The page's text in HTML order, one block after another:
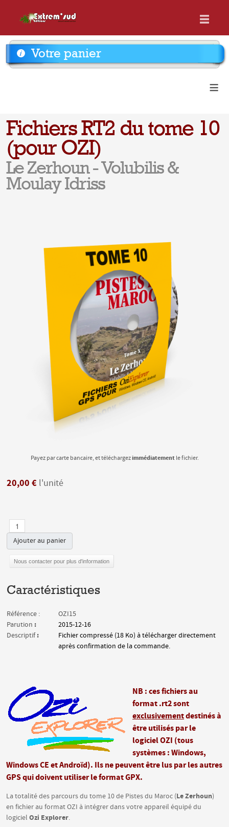
Votre panier
≡
Fichiers RT2 du tome 10
(pour OZI)
Le Zerhoun - Volubilis &
Moulay Idriss
Payez par carte bancaire, et téléchargezimmédiatementle fichier.
20,00 € l'unité
Ajouter au panier
Nous contacter pour plus d'information
Caractéristiques
Référence :
OZI15
Parution :
2015-12-16
Descriptif:
Fichier compressé (18 Ko) à télécharger directement
après confirmation de la commande.
NB : ces fichiers au
format .rt2 sont
exclusivementdestinés à
être utilisés par le
logiciel OZI (tous
systèmes : Windows,
Windows CE et Androïd). Ils ne peuvent être lus par les autres
GPS qui doivent utiliser le format GPX.
La totalité des parcours du tome 10 de Pistes du Maroc (Le Zerhoun)
en fichier au format OZI à intégrer dans votre appareil équipé du
logiciel Ozi Explorer.